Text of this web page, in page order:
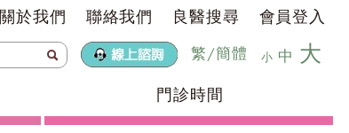
關於我們 聯絡我們 良醫搜尋 會員登入
小 中 大
繁/簡體
門診時間